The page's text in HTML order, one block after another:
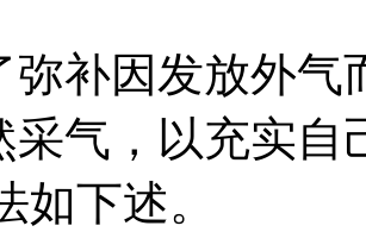
因发放外气
采气，以充实自
如下述。